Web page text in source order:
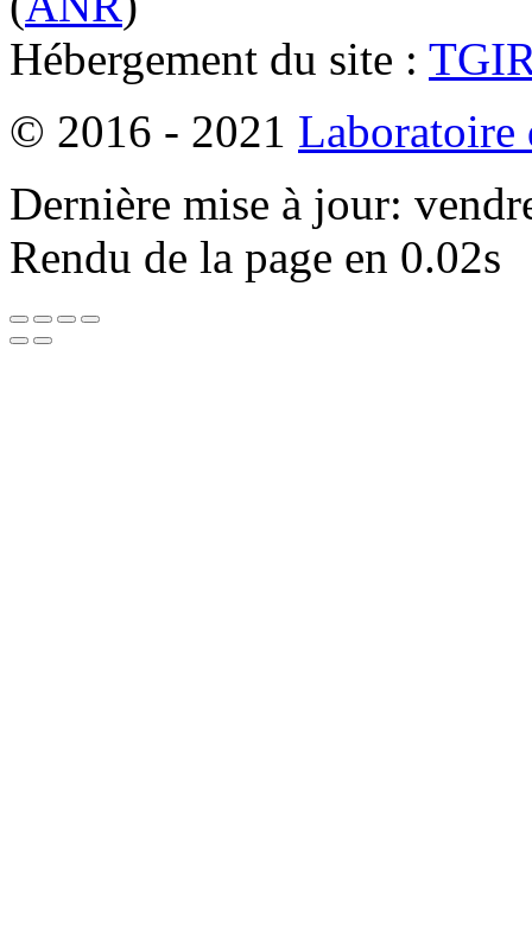
Hébergement du site :
© 2016 - 2021 Laboratoire
Dernière mise à jour:
Rendu de la page en 0.02s